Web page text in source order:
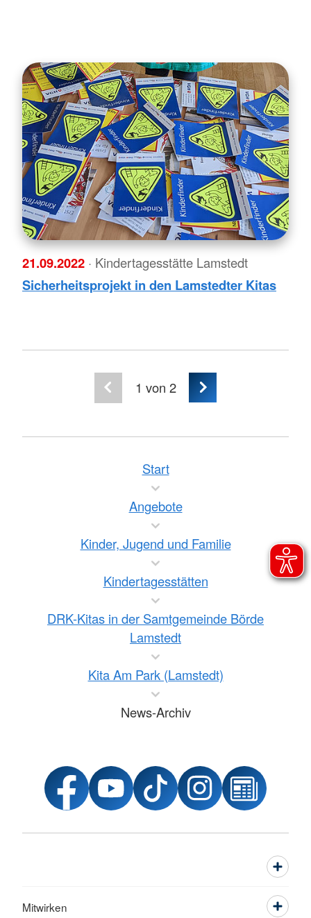
21.09.2022 · Kindertagesstätte Lamstedt
Sicherheitsprojekt in den Lamstedter Kitas
1 von 2
Start
Angebote
Kinder, Jugend und Familie
Kindertagesstätten
DRK-Kitas in der Samtgemeinde Börde
Lamstedt
Kita Am Park (Lamstedt)
News-Archiv
Mitwirken